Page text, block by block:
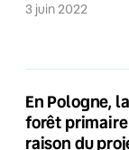
3 juin 2022
En Pologne,
forêt
raison du